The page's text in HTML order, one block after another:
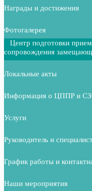
Награды и достижения
Фотогалерея
Центр подготовки
сопровождения
Локальные акты
Информация о ЦППР и
Услуги
Руководитель и
График работы и
Наши мероприятия